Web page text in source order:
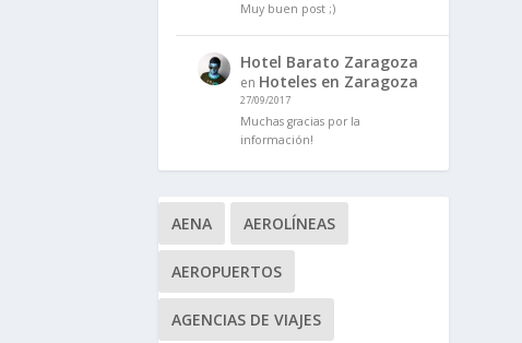
Muy buen post ;)
Hotel Barato Zaragoza
en Hoteles en Zaragoza
27/09/2017
Muchas gracias por la
información!
AENA AEROLÍNEAS
AEROPUERTOS
AGENCIAS DE VIAJES